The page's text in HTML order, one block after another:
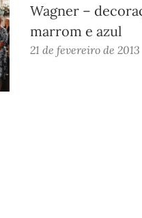
Wagner –
marrom e azul
21 de fevereiro de 2013